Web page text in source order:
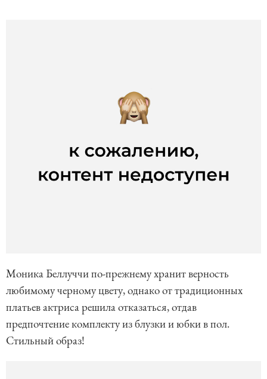
Моника Беллуччи по-прежнему хранит верность
любимому черному цвету, однако от традиционных
платьев актриса решила отказаться, отдав
предпочтение комплекту из блузки и юбки в пол.
Стильный образ!